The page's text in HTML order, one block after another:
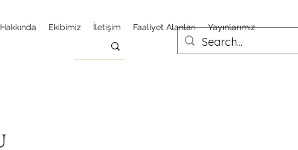
Hakkında Ekibimiz İletişim Faaliyet Alanları Yayınlarımız